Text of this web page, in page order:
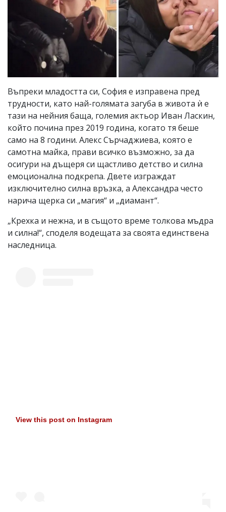
Въпреки младостта си, София е изправена пред
трудности, като най-голямата загуба в живота ѝ е
тази на нейния баща, големия актьор Иван Ласкин,
който почина през 2019 година, когато тя беше
само на 8 години. Алекс Сърчаджиева, която е
самотна майка, прави всичко възможно, за да
осигури на дъщеря си щастливо детство и силна
емоционална подкрепа. Двете изграждат
изключително силна връзка, а Александра често
нарича щерка си „магия“ и „диамант“.
„Крехка и нежна, и в същото време толкова мъдра
и силна!“, споделя водещата за своята единствена
наследница.
View this post on Instagram